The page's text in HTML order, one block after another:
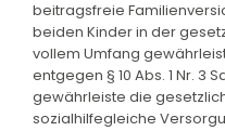
beitragsfreie
beiden Kinder in der
vollem Umfang
entgegen § 10 Abs. 1 Nr. 3
gewährleiste die
sozialhilfegleiche